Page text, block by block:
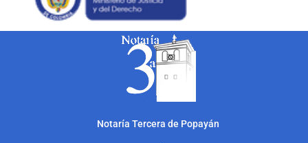
Notaría Tercera de Popayán